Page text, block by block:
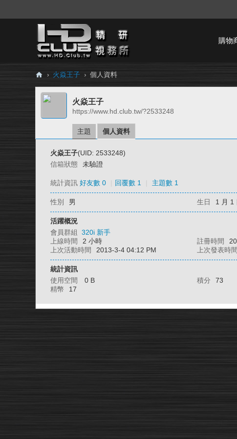
購物
H
Cl
› 火焱王子 › 個人資料
火焱王子
https://www.hd.club.tw/?2533248
主題 個人資料
火焱王子(UID: 2533248)
信箱狀態
未驗證
統計資訊 好友數 0 回覆數 1 主題數 1
性別 男 生日 1 月 1
活躍概況
會員群組 320i 新手
上線時間
2 小時 註冊時間
上次活動時間
2013-3-4 04:12 PM 上次發表時間
統計資訊
使用空間
0 B 積分 73
精幣
17